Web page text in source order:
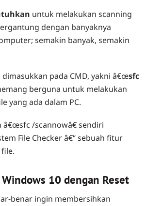
untuk melakukan scanning
dengan banyaknya
semakin banyak, semakin
dimasukkan pada CMD, yakni â€œsfc
berguna untuk melakukan
yang ada dalam PC.
â€œsfc /scannowâ€ sendiri
File Checker â€“ sebuah fitur
Windows 10 dengan Reset
benar ingin membersihkan